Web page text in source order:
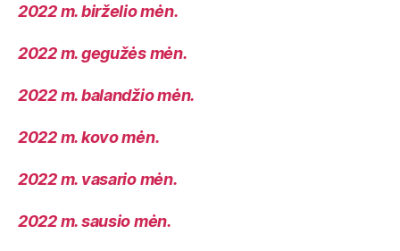
2022 m. birželio mėn.
2022 m. gegužės mėn.
2022 m. balandžio mėn.
2022 m. kovo mėn.
2022 m. vasario mėn.
2022 m. sausio mėn.